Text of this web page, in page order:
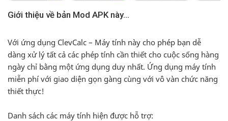
Với ứng dụng ClevCalc – Máy tính này cho phép bạn dễ
dàng xử lý tất cả các phép tính cần thiết cho cuộc sống hàng
ngày chỉ bằng một ứng dụng duy nhất. Ứng dụng máy tính
miễn phí với giao diện gọn gàng cùng với vô vàn chức năng
thiết thực!
Danh sách các máy tính hiện được hỗ trợ: